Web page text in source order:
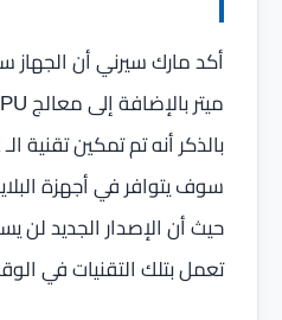
تعمل بتلك التقنيات في